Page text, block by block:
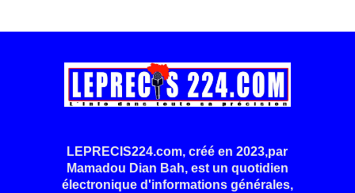
LEPRECIS224.com, créé en 2023,par
Mamadou Dian Bah, est un quotidien
électronique d'informations générales,